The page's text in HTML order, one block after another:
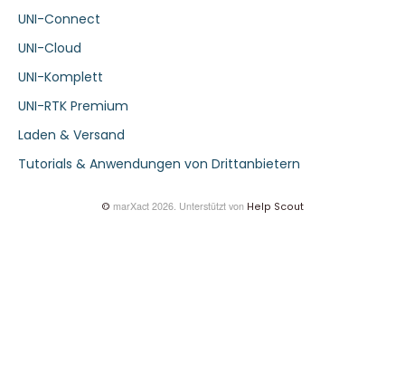
UNI-Connect
UNI-Cloud
UNI-Komplett
UNI-RTK Premium
Laden & Versand
Tutorials & Anwendungen von Drittanbietern
© marXact 2026. Unterstützt von Help Scout